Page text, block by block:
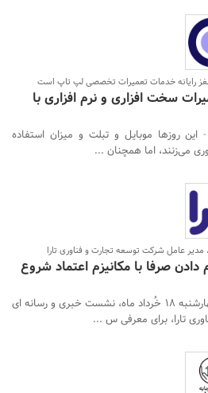
مغز رایانه خدمات تعمیرات تخصصی لپ تاپ است
سخت افزاری و نرم افزاری با
این روزها موبایل و تبلت و میزان استفاده
می‌زنند، ‌اما همچنان ...
عامل شرکت توسعه تجارت و فناوری تارا
دادن صرفا با مکانیزم اعتماد شروع
چهارشنبه 18 خُرداد ماه، نشست خبری و رسانه ای
تارا، برای معرفی س ...